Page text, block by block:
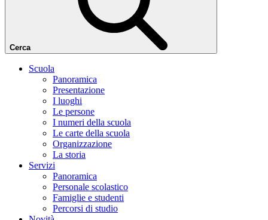
Cerca
Scuola
Panoramica
Presentazione
I luoghi
Le persone
I numeri della scuola
Le carte della scuola
Organizzazione
La storia
Servizi
Panoramica
Personale scolastico
Famiglie e studenti
Percorsi di studio